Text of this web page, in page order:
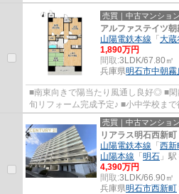
売買｜中古マンション
アルファステイツ朝
山陽電鉄本線 「大蔵
1,890万円
間取:3LDK/67.80㎡
兵庫県明石市中朝霧
■南東向きで陽当たり風通し良好◎ ■
旬リフォーム完成予定♪ ■小中学校ま
売買｜中古マンション
リアラス明石西新町
山陽電鉄本線 「西新
山陽本線 「明石 」
4,390万円
間取:3LDK/66.90㎡
兵庫県明石市西新町